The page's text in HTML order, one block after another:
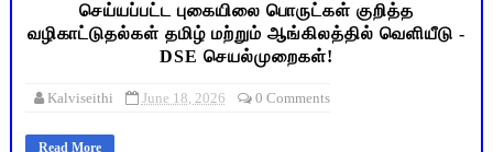
செய்யப்பட்ட புகையிலை பொருட்கள் குறித்த
வழிகாட்டுதல்கள் தமிழ் மற்றும் ஆங்கிலத்தில் வெளியீடு -
DSE செயல்முறைகள்!
Kalviseithi June 18, 2026 0 Comments
Read More